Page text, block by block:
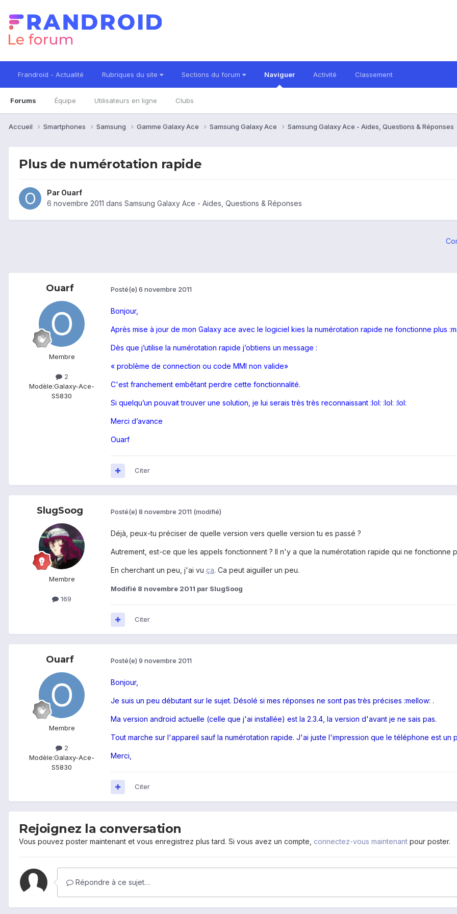
Frandroid - Actualité Rubriques du site Sections du forum Naviguer
Forums Équipe Utilisateurs en ligne Clubs
Activité Classement
Accueil Smartphones Samsung Gamme Galaxy Ace Samsung Galaxy Ace Samsung Galaxy Ace - Aides, Questions & Réponses
Plus de numérotation rapide
Par Ouarf
6 novembre 2011 dans Samsung Galaxy Ace - Aides, Questions & Réponses
Ouarf
Membre
2
Modèle:Galaxy-Ace-
S5830
Posté(e) 6 novembre 2011
Bonjour,
Après mise à jour de mon Galaxy ace avec le logiciel kies la numérotation rapide ne fonctionne plus
Dès que j’utilise la numérotation rapide j’obtiens un message :
« problème de connection ou code MMI non valide»
C'est franchement embêtant perdre cette fonctionnalité.
Si quelqu’un pouvait trouver une solution, je lui serais très très reconnaissant :lol: :lol: :lol:
Merci d’avance
Ouarf
Citer
SlugSoog
Membre
169
Posté(e) 8 novembre 2011 (modifié)
Déjà, peux-tu préciser de quelle version vers quelle version tu es passé ?
Autrement, est-ce que les appels fonctionnent ? Il n'y a que la numérotation rapide qui ne fonctionne
En cherchant un peu, j'ai vu ça. Ca peut aiguiller un peu.
Modifié 8 novembre 2011 par SlugSoog
Citer
Ouarf
Membre
2
Modèle:Galaxy-Ace-
S5830
Posté(e) 9 novembre 2011
Bonjour,
Je suis un peu débutant sur le sujet. Désolé si mes réponses ne sont pas très précises :mellow: .
Ma version android actuelle (celle que j'ai installée) est la 2.3.4, la version d'avant je ne sais pas.
Tout marche sur l'appareil sauf la numérotation rapide. J'ai juste l'impression que le téléphone est un
Merci,
Citer
Rejoignez la conversation
Vous pouvez poster maintenant et vous enregistrez plus tard. Si vous avez un compte, connectez-vous maintenant pour poster.
Répondre à ce sujet…